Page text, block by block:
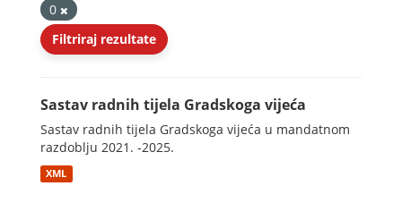
0
Filtriraj rezultate
Sastav radnih tijela Gradskoga vijeća
Sastav radnih tijela Gradskoga vijeća u mandatnom
razdoblju 2021. -2025.
XML